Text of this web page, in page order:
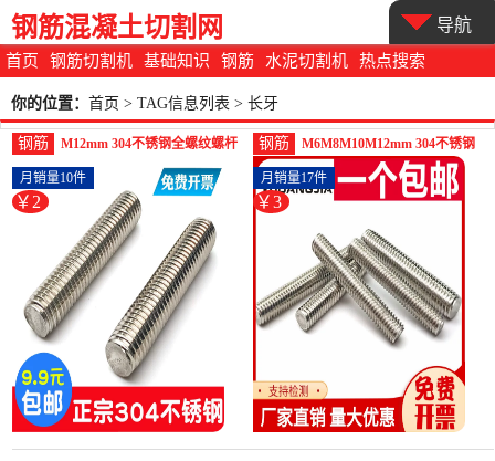
首页 钢筋切割机 基础知识 钢筋 水泥切割机 热点搜索
钢筋混凝土切割网 导航
你的位置： 首页 > TAG信息列表 > 长牙
钢筋
M12mm 304不锈钢全螺纹螺杆
牙条通丝螺柱全丝-螺纹钢(浴当
家旗舰店仅售1.5元)
￥2
月销量10件
钢筋
M6M8M10M12mm 304不锈钢
牙条丝杆全螺-螺纹钢(浴当家旗
舰店仅售3.3元)
￥3
月销量17件